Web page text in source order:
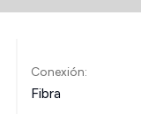
Conexión:
Fibra